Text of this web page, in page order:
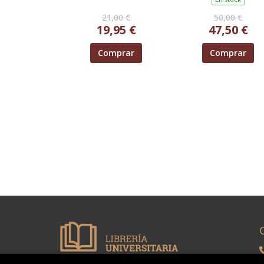
21,00 €
19,95 €
Comprar
50,00 €
47,50 €
Comprar